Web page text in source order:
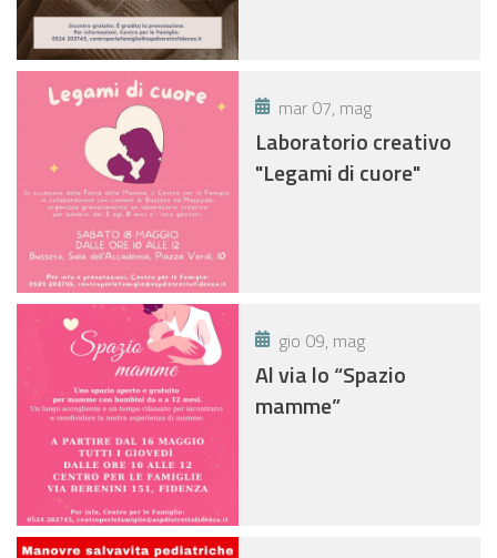
mar 07, mag
Laboratorio creativo
"Legami di cuore"
gio 09, mag
Al via lo “Spazio
mamme”